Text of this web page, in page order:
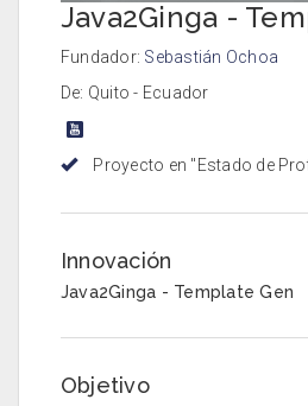
Java2Ginga -
Fundador: Sebastián Ochoa
De: Quito - Ecuador
Proyecto en "Estado de
Innovación
Java2Ginga - Template Gen
Objetivo